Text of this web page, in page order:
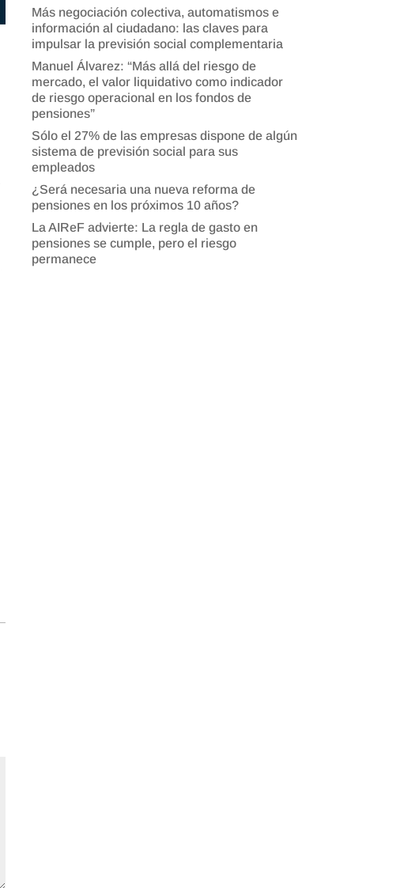
Más negociación colectiva, automatismos e
información al ciudadano: las claves para
impulsar la previsión social complementaria
Manuel Álvarez: “Más allá del riesgo de
mercado, el valor liquidativo como indicador
de riesgo operacional en los fondos de
pensiones”
Sólo el 27% de las empresas dispone de algún
sistema de previsión social para sus
empleados
¿Será necesaria una nueva reforma de
pensiones en los próximos 10 años?
La AIReF advierte: La regla de gasto en
pensiones se cumple, pero el riesgo
permanece